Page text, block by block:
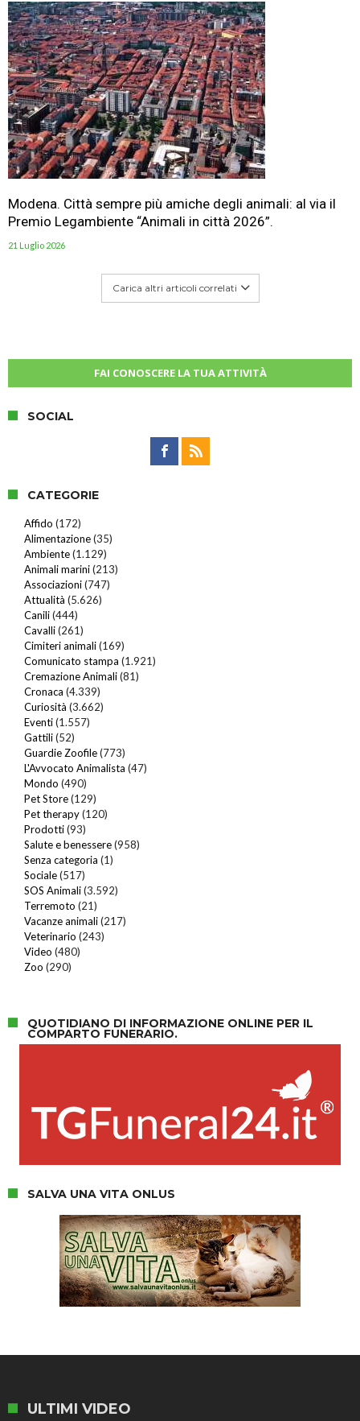
Modena. Città sempre più amiche degli animali: al via il
Premio Legambiente “Animali in città 2026”.
21 Luglio 2026
Carica altri articoli correlati
FAI CONOSCERE LA TUA ATTIVITÀ
SOCIAL
CATEGORIE
Affido (172)
Alimentazione(35)
Ambiente(1.129)
Animali marini(213)
Associazioni(747)
Attualità (5.626)
Canili(444)
Cavalli(261)
Cimiteri animali(169)
Comunicato stampa (1.921)
Cremazione Animali(81)
Cronaca (4.339)
Curiosità (3.662)
Eventi(1.557)
Gattili(52)
Guardie Zoofile(773)
L'Avvocato Animalista (47)
Mondo (490)
Pet Store(129)
Pet therapy(120)
Prodotti(93)
Salute e benessere(958)
Senza categoria (1)
Sociale(517)
SOS Animali(3.592)
Terremoto (21)
Vacanze animali(217)
Veterinario (243)
Video (480)
Zoo (290)
QUOTIDIANO DI INFORMAZIONE ONLINE PER IL
COMPARTO FUNERARIO.
SALVA UNA VITA ONLUS
ULTIMI VIDEO